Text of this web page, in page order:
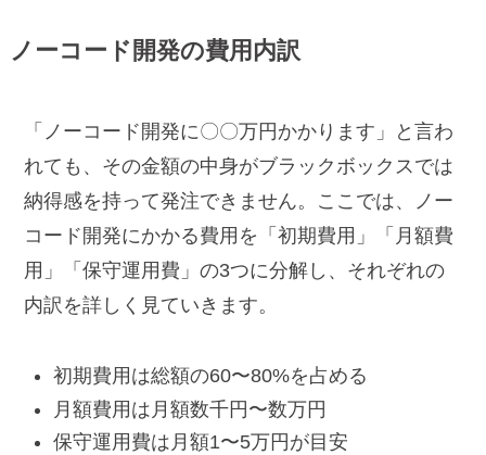
ノーコード開発の費用内訳
「ノーコード開発に〇〇万円かかります」と言わ
れても、その金額の中身がブラックボックスでは
納得感を持って発注できません。ここでは、ノー
コード開発にかかる費用を「初期費用」「月額費
用」「保守運用費」の3つに分解し、それぞれの
内訳を詳しく見ていきます。
初期費用は総額の60〜80%を占める
月額費用は月額数千円〜数万円
保守運用費は月額1〜5万円が目安